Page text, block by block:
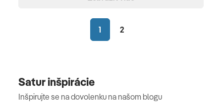
1 2
Satur inšpirácie
Inšpirujte se na dovolenku na našom blogu